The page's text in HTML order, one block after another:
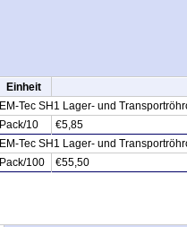
Einheit
EM-Tec SH1 Lager- und
Pack/10
€5,85
EM-Tec SH1 Lager- und
Pack/100
€55,50